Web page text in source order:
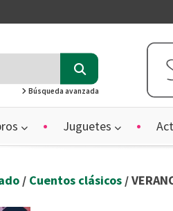
Búsqueda avanzada
Juguetes
/ Cuentos clásicos /